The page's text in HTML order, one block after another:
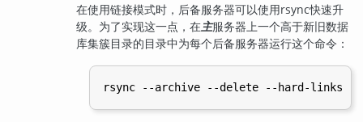
在使用链接模式时，后备服务器可以使用rsync快速升
级。为了实现这一点，在主服务器上一个高于新旧数据
库集簇目录的目录中为每个后备服务器运行这个命令：